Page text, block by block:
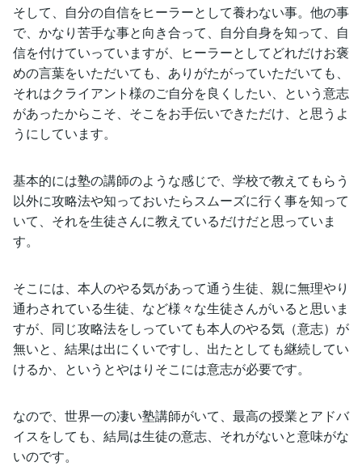
そして、自分の自信をヒーラーとして養わない事。他の事
で、かなり苦手な事と向き合って、自分自身を知って、自
信を付けていっていますが、ヒーラーとしてどれだけお褒
めの言葉をいただいても、ありがたがっていただいても、
それはクライアント様のご自分を良くしたい、という意志
があったからこそ、そこをお手伝いできただけ、と思うよ
うにしています。
基本的には塾の講師のような感じで、学校で教えてもらう
以外に攻略法や知っておいたらスムーズに行く事を知って
いて、それを生徒さんに教えているだけだと思っていま
す。
そこには、本人のやる気があって通う生徒、親に無理やり
通わされている生徒、など様々な生徒さんがいると思いま
すが、同じ攻略法をしっていても本人のやる気（意志）が
無いと、結果は出にくいですし、出たとしても継続してい
けるか、というとやはりそこには意志が必要です。
なので、世界一の凄い塾講師がいて、最高の授業とアドバ
イスをしても、結局は生徒の意志、それがないと意味がな
いのです。